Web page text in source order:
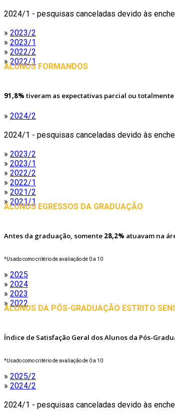
2024/1 - pesquisas canceladas devido às
» 2023/2
» 2023/1
» 2022/2
» 2022/1
ALUNOS FORMANDOS
91,8% tiveram as expectativas parcial ou
» 2024/2
2024/1 - pesquisas canceladas devido às
» 2023/2
» 2023/1
» 2022/2
» 2022/1
» 2021/2
» 2021/1
ALUNOS EGRESSOS DA GRADUAÇÃO
Antes da graduação, somente 28,2% atuavam na
*Usado como critério de avaliação de 0 a 10
» 2025
» 2024
» 2023
» 2022
ALUNOS DA PÓS-GRADUAÇÃO ESTRITO
Índice de Satisfação Geral dos Alunos da Pós-
*Usado como critério de avaliação de 0 a 10
» 2025/2
» 2024/2
2024/1 - pesquisas canceladas devido às